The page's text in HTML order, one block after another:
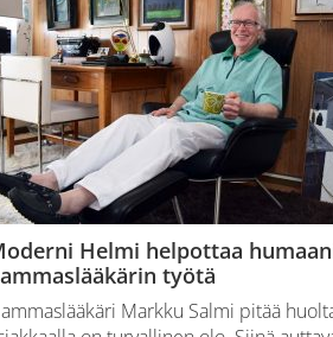
Helmi helpottaa
työtä
Markku Salmi pitää